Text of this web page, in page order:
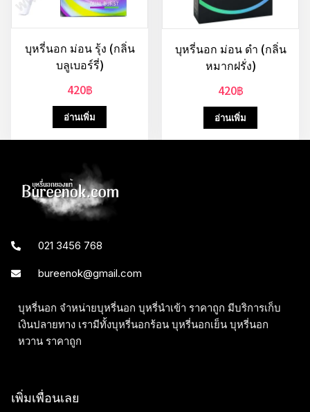
บุหรี่นอก ม่อน รุ้ง (กลิ่น
บลูเบอร์รี่)
420฿
อ่านเพิ่ม
บุหรี่นอก ม่อน ดำ (กลิ่น
หมากฝรั่ง)
420฿
อ่านเพิ่ม
021 3456 768
bureenok@gmail.com
บุหรี่นอก จำหน่ายบุหรี่นอก บุหรี่นำเข้า ราคาถูก มีบริการเก็บ
เงินปลายทาง เรามีทั้งบุหรี่นอกร้อน บุหรี่นอกเย็น บุหรี่นอก
หวาน ราคาถูก
เพิ่มเพื่อนเลย